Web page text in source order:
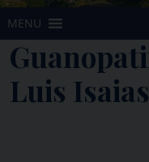
MENU
Luis Isaias